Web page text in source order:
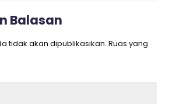
Balasan
tidak akan dipublikasikan. Ruas yang